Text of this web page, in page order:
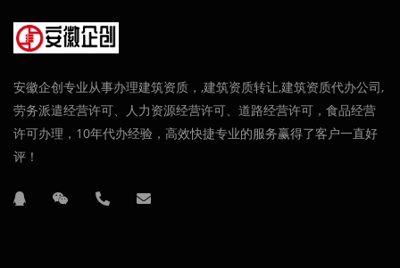
安徽企创专业从事办理建筑资质，,建筑资质转让,建筑资质代办公司,
劳务派遣经营许可、人力资源经营许可、道路经营许可，食品经营
许可办理，10年代办经验，高效快捷专业的服务赢得了客户一直好
评！